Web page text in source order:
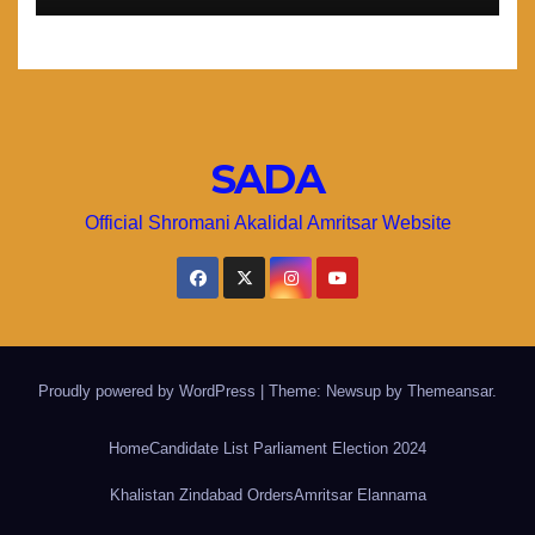
SADA
Official Shromani Akalidal Amritsar Website
Proudly powered by WordPress Theme: Newsup by Themeansar.
HomeCandidate List Parliament Election 2024
Khalistan Zindabad OrdersAmritsar Elannama